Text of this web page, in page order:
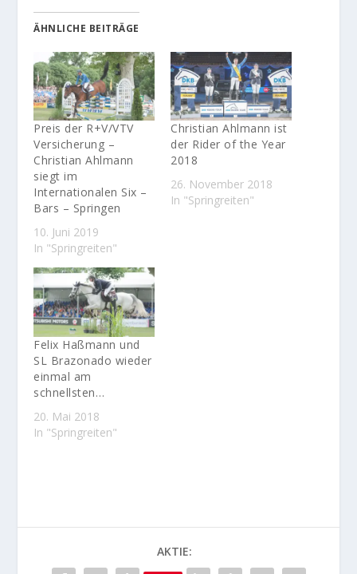
ÄHNLICHE BEITRÄGE
Preis der R+V/VTV
Versicherung –
Christian Ahlmann
siegt im
Internationalen Six –
Bars – Springen
10. Juni 2019
In "Springreiten"
Christian Ahlmann ist
der Rider of the Year
2018
26. November 2018
In "Springreiten"
Felix Haßmann und
SL Brazonado wieder
einmal am
schnellsten…
20. Mai 2018
In "Springreiten"
AKTIE: